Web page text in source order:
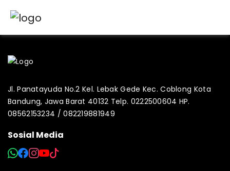
Jl. Panatayuda No.2 Kel. Lebak Gede Kec. Coblong Kota
Bandung, Jawa Barat 40132 Telp. 0222500604 HP.
08562153234 / 082219881949
Sosial Media